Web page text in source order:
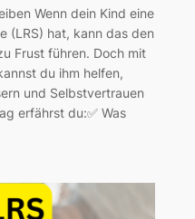
Wenn dein Kind eine
(LRS) hat, kann das den
Frust führen. Doch mit
du ihm helfen,
und Selbstvertrauen
erfährst du:✅ Was